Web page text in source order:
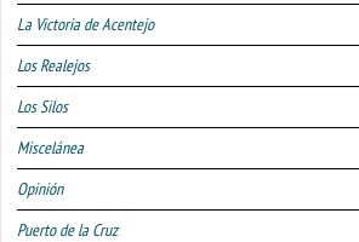
La Victoria de Acentejo
Los Realejos
Los Silos
Miscelánea
Opinión
Puerto de la Cruz